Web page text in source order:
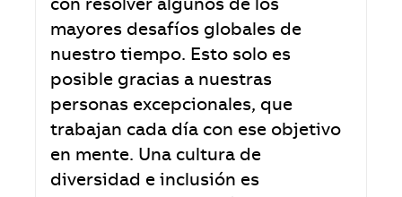
con resolver algunos de los
mayores desafíos globales de
nuestro tiempo. Esto solo es
posible gracias a nuestras
personas excepcionales, que
trabajan cada día con ese objetivo
en mente. Una cultura de
diversidad e inclusión es